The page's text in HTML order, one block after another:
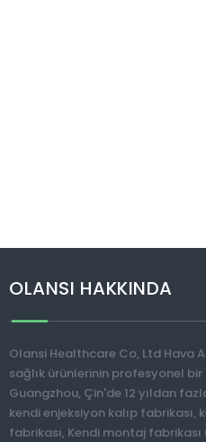
OLANSI HAKKINDA
Olansi Healthcare Co, Ltd Hava
sağlık ürünlerinin profesyonel
Guangzhou, Çin'de 12 yıldan
kendi enjeksiyon kalıp fabrikası,
fabrikası, Kendi montaj